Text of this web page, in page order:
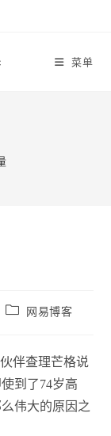
菜单
Post网易博客
伴查理芒格说
到了74岁高
伟大的原因之